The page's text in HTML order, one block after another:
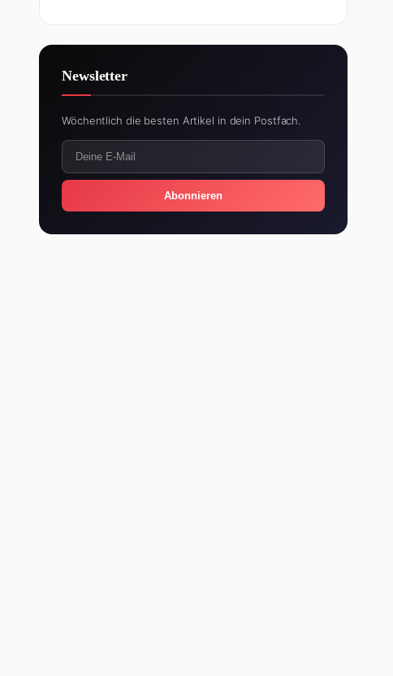
Newsletter
Wöchentlich die besten Artikel in dein Postfach.
Abonnieren